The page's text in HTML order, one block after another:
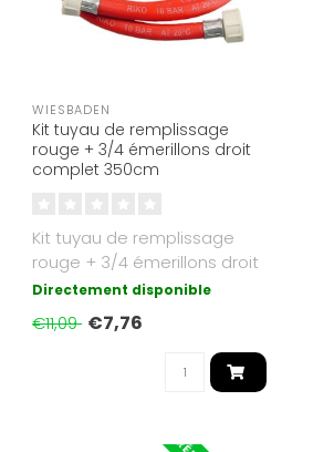
WIESBADEN
Kit tuyau de remplissage
rouge + 3/4 émerillons droit
complet 350cm
Kit tuyau de remplissage
rouge + 3/4 émerillons droit
complet 350cm..
Directement disponible
€11,09 €7,76